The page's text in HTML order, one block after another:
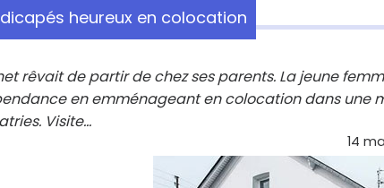
heureux en colocation
rêvait de partir de chez ses parents. La jeune
en emménageant en colocation dans une
Visite...
14